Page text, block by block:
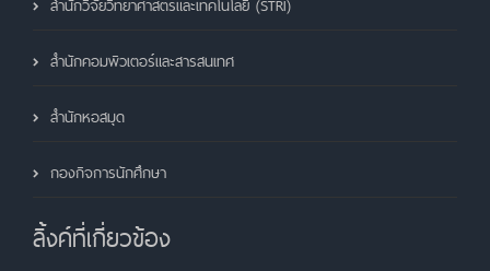
สำนักคอมพิวเตอร์และสารสนเทศ
สำนักหอสมุด
กองกิจการนักศึกษา
ลิ้งค์ที่เกี่ยวข้อง